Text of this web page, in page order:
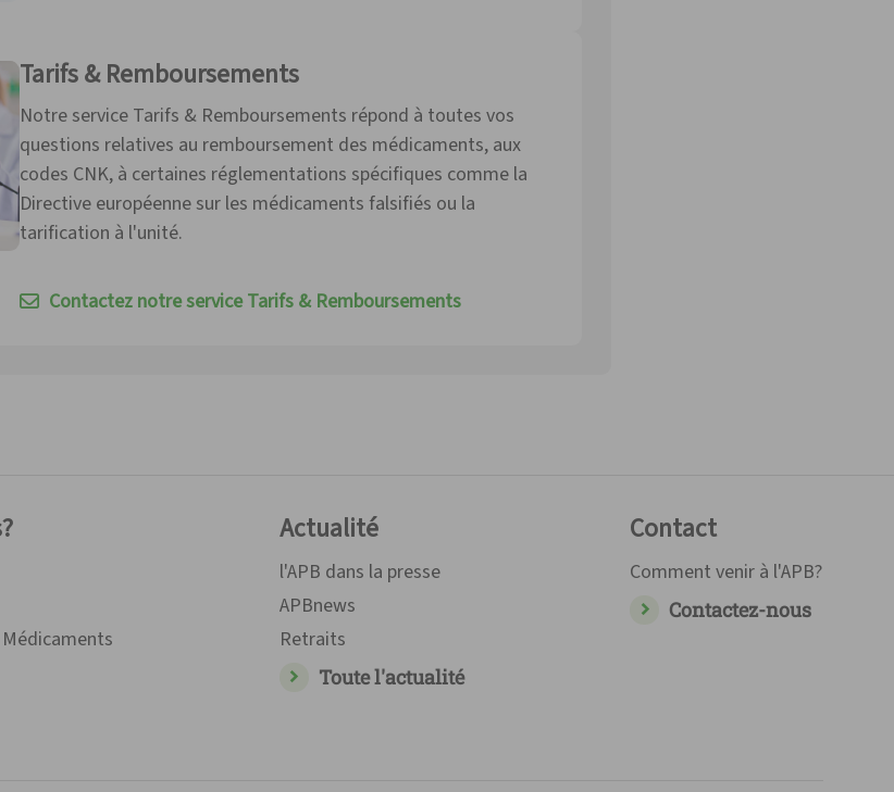
Tarifs & Remboursements
Notre service Tarifs & Remboursements répond à toutes vos
questions relatives au remboursement des médicaments, aux
codes CNK, à certaines réglementations spécifiques comme la
Directive européenne sur les médicaments falsifiés ou la
tarification à l'unité.
Contactez notre service Tarifs & Remboursements
Actualité
l'APB dans la presse
APBnews
Retraits
Toute l'actualité
Contact
Comment venir à l'APB?
Contactez-nous